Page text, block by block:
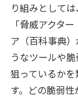
り組みとして
「脅威アクタ
ア（百科事典
うなツールや
狙っているか
す。どの脆弱